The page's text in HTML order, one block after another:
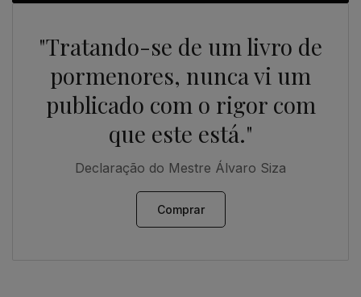
"Tratando-se de um livro de
pormenores, nunca vi um
publicado com o rigor com
que este está."
Declaração do Mestre Álvaro Siza
Comprar